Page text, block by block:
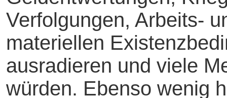
Verfolgungen, Arbeits-
materiellen
ausradieren und viele
würden. Ebenso wenig